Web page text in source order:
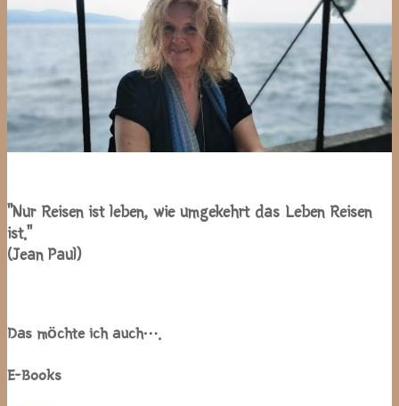
“Nur Reisen ist leben, wie umgekehrt das Leben Reisen
ist.”
(Jean Paul)
Das möchte ich auch….
E-Books